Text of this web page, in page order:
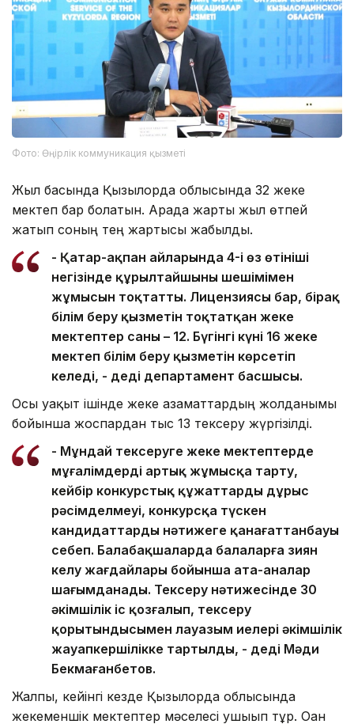
Фото: Өңірлік коммуникация қызметі
Жыл басында Қызылорда облысында 32 жеке
мектеп бар болатын. Арада жарты жыл өтпей
жатып соның тең жартысы жабылды.
- Қаңтар-ақпан айларында 4-і өз өтініші
негізінде құрылтайшының шешімімен
жұмысын тоқтатты. Лицензиясы бар, бірақ
білім беру қызметін тоқтатқан жеке
мектептер саны – 12. Бүгінгі күні 16 жеке
мектеп білім беру қызметін көрсетіп
келеді, - деді департамент басшысы.
Осы уақыт ішінде жеке азаматтардың жолданымы
бойынша жоспардан тыс 13 тексеру жүргізілді.
- Мұндай тексеруге жеке мектептерде
мұғалімдерді артық жұмысқа тарту,
кейбір конкурстық құжаттардың дұрыс
рәсімделмеуі, конкурсқа түскен
кандидаттардың нәтижеге қанағаттанбауы
себеп. Балабақшаларда балаларға зиян
келу жағдайлары бойынша ата-аналар
шағымданады. Тексеру нәтижесінде 30
әкімшілік іс қозғалып, тексеру
қорытындысымен лауазым иелері әкімшілік
жауапкершілікке тартылды, - деді Мәди
Бекмағанбетов.
Жалпы, кейінгі кезде Қызылорда облысында
жекеменшік мектептер мәселесі ушығып тұр. Оған